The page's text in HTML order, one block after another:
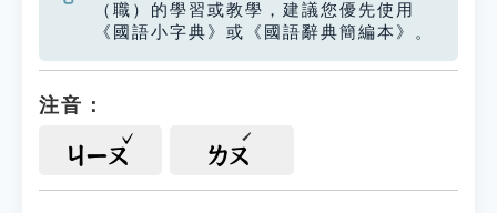
（職）的學習或教學，建議您優先使用
《國語小字典》或《國語辭典簡編本》。
注音：
ㄐㄧㄡ ㄌㄡ